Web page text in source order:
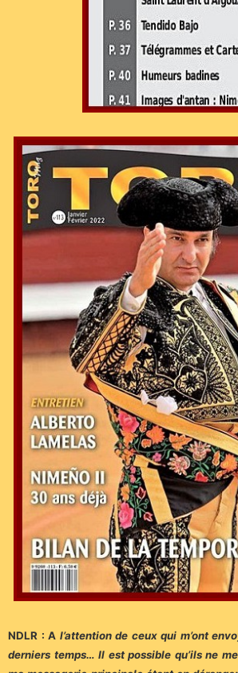
NDLR : A l’attention de ceux qui m’ont
derniers temps… Il est possible qu’ils ne